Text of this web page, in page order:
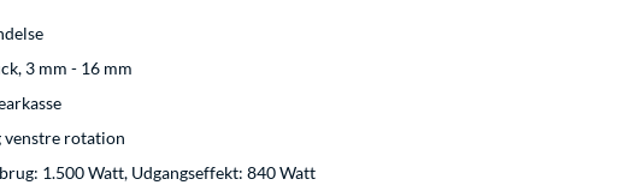
3 mm - 16 mm
venstre rotation
1.500 Watt, Udgangseffekt: 840 Watt